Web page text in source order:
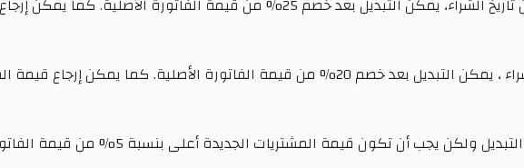
• بعد مرور عام وبحد أقصى عامين من تاريخ الشراء، يمكن التبديل بعد خصم 25%